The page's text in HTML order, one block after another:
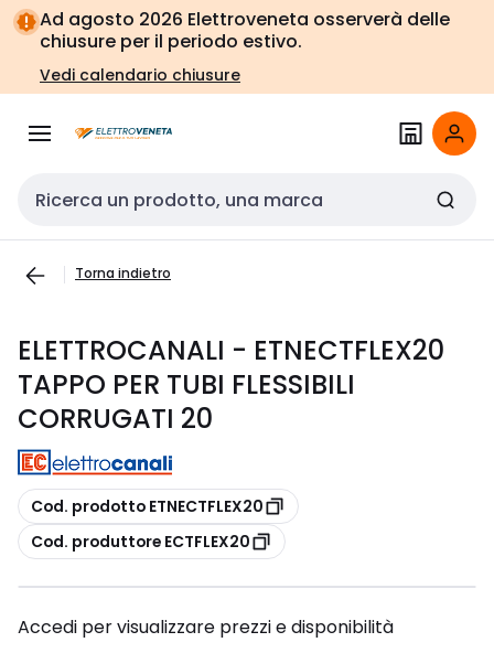
Vai alla
navigazione
Vai
alla
pagina
Ad agosto 2026 Elettroveneta osserverà delle
chiusure per il periodo estivo.
Vedi calendario chiusure
Cerca input
Torna indietro
ELETTROCANALI - ETNECTFLEX20
TAPPO PER TUBI FLESSIBILI
CORRUGATI 20
copia
Cod. prodotto ETNECTFLEX20
copia
Cod. produttore ECTFLEX20
Accedi per visualizzare prezzi e disponibilità